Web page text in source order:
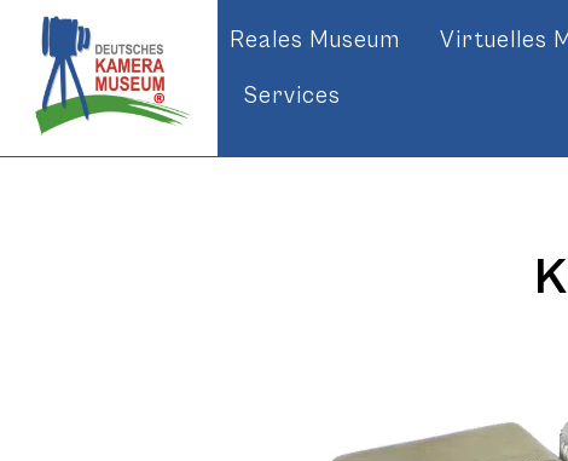
Reales Museum Virtuelles
Services